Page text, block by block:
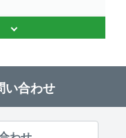
機 、 独立洗面台 、
ンロ2口以上
い合わせ